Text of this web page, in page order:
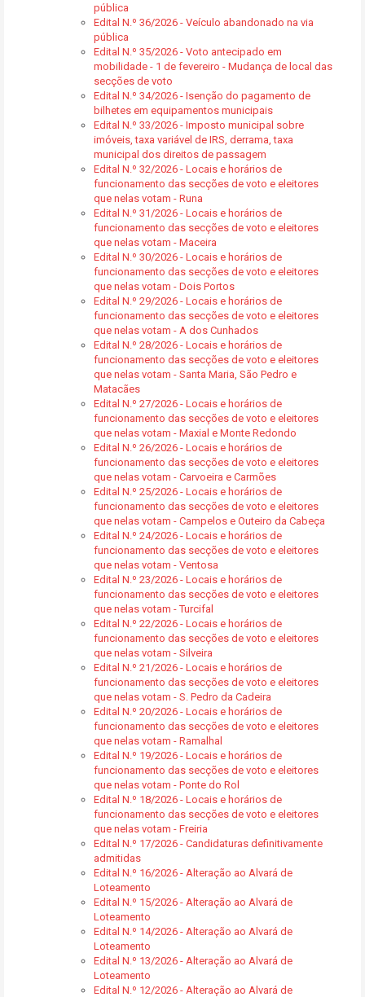
pública
Edital N.º 36/2026 - Veículo abandonado na via
pública
Edital N.º 35/2026 - Voto antecipado em
mobilidade - 1 de fevereiro - Mudança de local das
secções de voto
Edital N.º 34/2026 - Isenção do pagamento de
bilhetes em equipamentos municipais
Edital N.º 33/2026 - Imposto municipal sobre
imóveis, taxa variável de IRS, derrama, taxa
municipal dos direitos de passagem
Edital N.º 32/2026 - Locais e horários de
funcionamento das secções de voto e eleitores
que nelas votam - Runa
Edital N.º 31/2026 - Locais e horários de
funcionamento das secções de voto e eleitores
que nelas votam - Maceira
Edital N.º 30/2026 - Locais e horários de
funcionamento das secções de voto e eleitores
que nelas votam - Dois Portos
Edital N.º 29/2026 - Locais e horários de
funcionamento das secções de voto e eleitores
que nelas votam - A dos Cunhados
Edital N.º 28/2026 - Locais e horários de
funcionamento das secções de voto e eleitores
que nelas votam - Santa Maria, São Pedro e
Matacães
Edital N.º 27/2026 - Locais e horários de
funcionamento das secções de voto e eleitores
que nelas votam - Maxial e Monte Redondo
Edital N.º 26/2026 - Locais e horários de
funcionamento das secções de voto e eleitores
que nelas votam - Carvoeira e Carmões
Edital N.º 25/2026 - Locais e horários de
funcionamento das secções de voto e eleitores
que nelas votam - Campelos e Outeiro da Cabeça
Edital N.º 24/2026 - Locais e horários de
funcionamento das secções de voto e eleitores
que nelas votam - Ventosa
Edital N.º 23/2026 - Locais e horários de
funcionamento das secções de voto e eleitores
que nelas votam - Turcifal
Edital N.º 22/2026 - Locais e horários de
funcionamento das secções de voto e eleitores
que nelas votam - Silveira
Edital N.º 21/2026 - Locais e horários de
funcionamento das secções de voto e eleitores
que nelas votam - S. Pedro da Cadeira
Edital N.º 20/2026 - Locais e horários de
funcionamento das secções de voto e eleitores
que nelas votam - Ramalhal
Edital N.º 19/2026 - Locais e horários de
funcionamento das secções de voto e eleitores
que nelas votam - Ponte do Rol
Edital N.º 18/2026 - Locais e horários de
funcionamento das secções de voto e eleitores
que nelas votam - Freiria
Edital N.º 17/2026 - Candidaturas definitivamente
admitidas
Edital N.º 16/2026 - Alteração ao Alvará de
Loteamento
Edital N.º 15/2026 - Alteração ao Alvará de
Loteamento
Edital N.º 14/2026 - Alteração ao Alvará de
Loteamento
Edital N.º 13/2026 - Alteração ao Alvará de
Loteamento
Edital N.º 12/2026 - Alteração ao Alvará de